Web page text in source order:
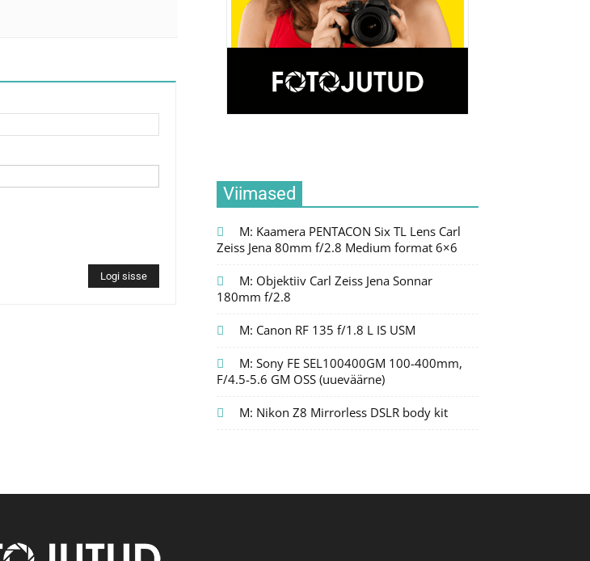
Logi sisse
Viimased
M: Kaamera PENTACON Six TL Lens Carl
Zeiss Jena 80mm f/2.8 Medium format 6×6
M: Objektiiv Carl Zeiss Jena Sonnar
180mm f/2.8
M: Canon RF 135 f/1.8 L IS USM
M: Sony FE SEL100400GM 100-400mm,
F/4.5-5.6 GM OSS (uueväärne)
M: Nikon Z8 Mirrorless DSLR body kit